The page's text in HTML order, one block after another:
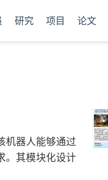
研究 项目 论文
机器人能够通过
。其模块化设计